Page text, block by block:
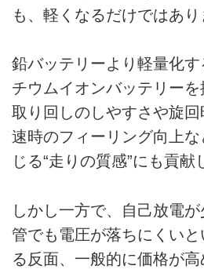
も、軽くなるだけではあり
鉛バッテリーより軽量化す
チウムイオンバッテリーを
取り回しのしやすさや旋
速時のフィーリング向上
じる“走りの質感”にも貢献
しかし一方で、自己放電
管でも電圧が落ちにくい
る反面、一般的に価格が高